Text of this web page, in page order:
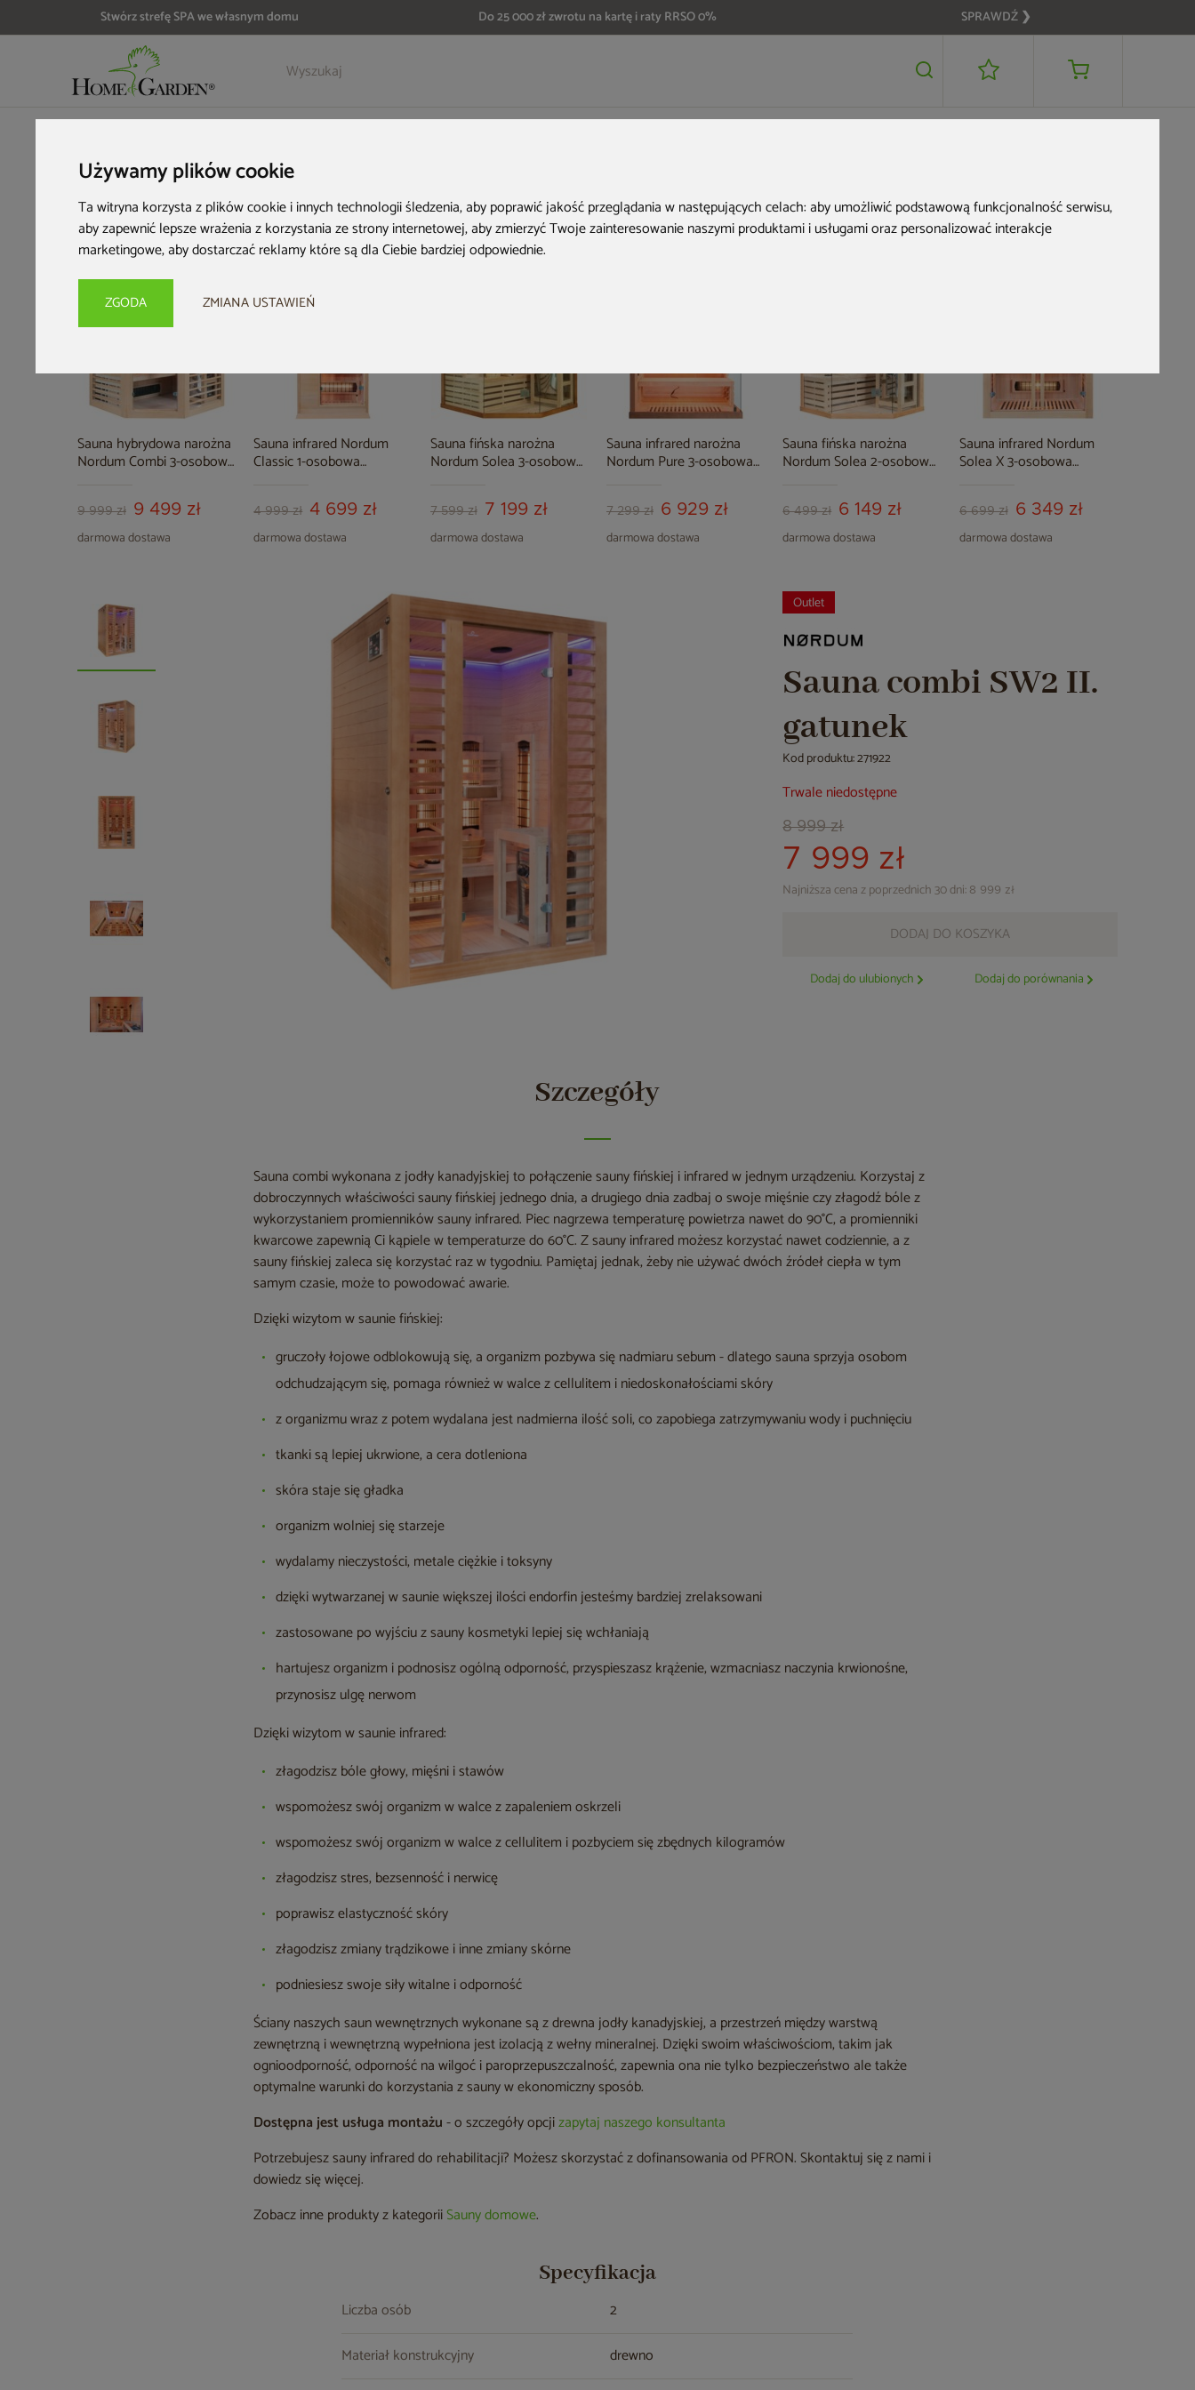
Używamy plików cookie
Ta witryna korzysta z plików cookie i innych technologii śledzenia, aby poprawić jakość przeglądania w następujących celach:aby umożliwić podstawową funkcjonalność serwisu,
aby zapewnić lepsze wrażenia z korzystania ze strony internetowej,aby zmierzyć Twoje zainteresowanie naszymi produktami i usługami oraz personalizować interakcje
marketingowe,aby dostarczać reklamy które są dla Ciebie bardziej odpowiednie.
ZGODA ZMIANA USTAWIEŃ
Stwórz strefę SPA we własnym domu Do 25 000 zł zwrotu na kartę i raty RRSO 0% SPRAWDŹ ❯
Szczegóły Opinie DODAJ DO KOSZYKA
Sauna hybrydowa narożna
Nordum Combi 3-osobowa
9 999 zł 9 499 zł
darmowa dostawa
Sauna infrared Nordum
Classic 1-osobowa
4 999 zł 4 699 zł
darmowa dostawa
Sauna fińska narożna
Nordum Solea 3-osobowa
7 599 zł 7 199 zł
darmowa dostawa
Sauna infrared narożna
Nordum Pure 3-osobowa
7 299 zł 6 929 zł
darmowa dostawa
Sauna fińska narożna
Nordum Solea 2-osobowa
6 499 zł 6 149 zł
darmowa dostawa
Sauna infrared Nordum
Solea X 3-osobowa
6 699 zł 6 349 zł
darmowa dostawa
Outlet
Sauna combi SW2 II.
gatunek
Kod produktu: 271922
Trwale niedostępne
8 999 zł
7 999 zł
Najniższa cena z poprzednich 30 dni: 8 999 zł
DODAJ DO KOSZYKA
Dodaj do ulubionych Dodaj do porównania
Szczegóły
Sauna combi wykonana z jodły kanadyjskiej to połączenie sauny fińskiej i infrared w jednym urządzeniu. Korzystaj z
dobroczynnych właściwości sauny fińskiej jednego dnia, a drugiego dnia zadbaj o swoje mięśnie czy złagodź bóle z
wykorzystaniem promienników sauny infrared. Piec nagrzewa temperaturę powietrza nawet do 90°C, a promienniki
kwarcowe zapewnią Ci kąpiele w temperaturze do 60°C. Z sauny infrared możesz korzystać nawet codziennie, a z
sauny fińskiej zaleca się korzystać raz w tygodniu. Pamiętaj jednak, żeby nie używać dwóch źródeł ciepła w tym
samym czasie, może to powodować awarie.
Dzięki wizytom w saunie fińskiej:
gruczoły łojowe odblokowują się, a organizm pozbywa się nadmiaru sebum - dlatego sauna sprzyja osobom
odchudzającym się, pomaga również w walce z cellulitem i niedoskonałościami skóry
z organizmu wraz z potem wydalana jest nadmierna ilość soli, co zapobiega zatrzymywaniu wody i puchnięciu
tkanki są lepiej ukrwione, a cera dotleniona
skóra staje się gładka
organizm wolniej się starzeje
wydalamy nieczystości, metale ciężkie i toksyny
dzięki wytwarzanej w saunie większej ilości endorfin jesteśmy bardziej zrelaksowani
zastosowane po wyjściu z sauny kosmetyki lepiej się wchłaniają
hartujesz organizm i podnosisz ogólną odporność, przyspieszasz krążenie, wzmacniasz naczynia krwionośne,
przynosisz ulgę nerwom
Dzięki wizytom w saunie infrared:
złagodzisz bóle głowy, mięśni i stawów
wspomożesz swój organizm w walce z zapaleniem oskrzeli
wspomożesz swój organizm w walce z cellulitem i pozbyciem się zbędnych kilogramów
złagodzisz stres, bezsenność i nerwicę
poprawisz elastyczność skóry
złagodzisz zmiany trądzikowe i inne zmiany skórne
podniesiesz swoje siły witalne i odporność
Ściany naszych saun wewnętrznych wykonane są z drewna jodły kanadyjskiej, a przestrzeń między warstwą
zewnętrzną i wewnętrzną wypełniona jest izolacją z wełny mineralnej. Dzięki swoim właściwościom, takim jak
ognioodporność, odporność na wilgoć i paroprzepuszczalność, zapewnia ona nie tylko bezpieczeństwo ale także
optymalne warunki do korzystania z sauny w ekonomiczny sposób.
Dostępna jest usługa montażu- o szczegóły opcjizapytaj naszego konsultanta
Potrzebujesz sauny infrared do rehabilitacji? Możesz skorzystać z dofinansowania od PFRON. Skontaktuj się z nami i
dowiedz się więcej.
Zobacz inne produkty z kategoriiSauny domowe.
Specyfikacja
Liczba osób
2
Materiał konstrukcyjny
drewno